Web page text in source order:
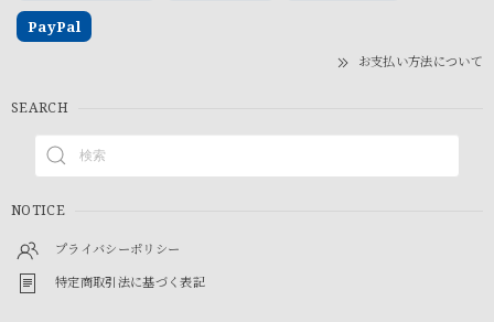
PayPal
お支払い方法について
SEARCH
NOTICE
プライバシーポリシー
特定商取引法に基づく表記